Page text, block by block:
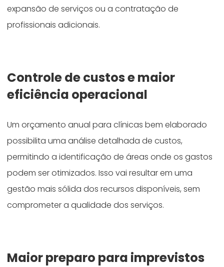
expansão de serviços ou a contratação de
profissionais adicionais.
Controle de custos e maior
eficiência operacional
Um orçamento anual para clínicas bem elaborado
possibilita uma análise detalhada de custos,
permitindo a identificação de áreas onde os gastos
podem ser otimizados. Isso vai resultar em uma
gestão mais sólida dos recursos disponíveis, sem
comprometer a qualidade dos serviços.
Maior preparo para imprevistos